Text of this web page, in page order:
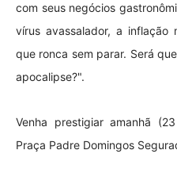
com seus negócios
vírus avassalador, a
que ronca sem parar. Será
apocalipse?".
Venha prestigiar amanhã
Praça Padre Domingos